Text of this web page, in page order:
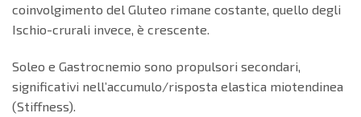
coinvolgimento del Gluteo rimane costante, quello degli
Ischio-crurali invece, è crescente.
Soleo e Gastrocnemio sono propulsori secondari,
significativi nell’accumulo/risposta elastica miotendinea
(Stiffness).